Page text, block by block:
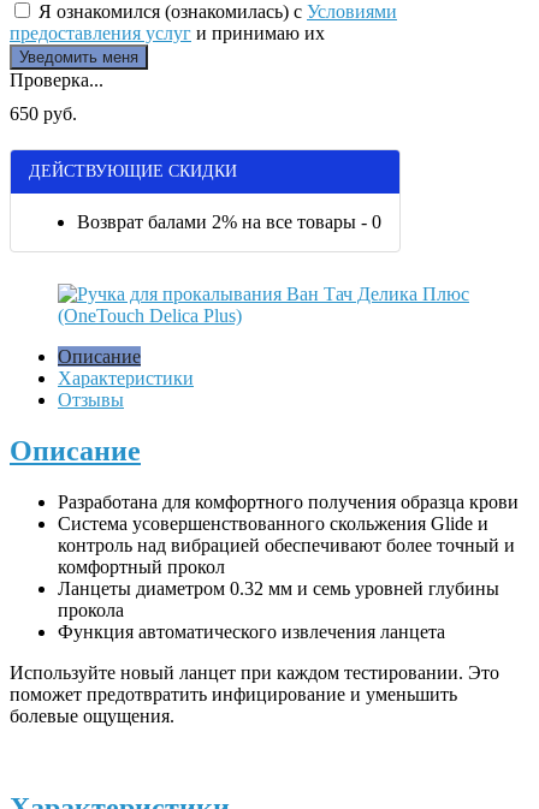
Я ознакомился (ознакомилась) с Условиями
предоставления услуг и принимаю их
Проверка...
650 руб.
ДЕЙСТВУЮЩИЕ СКИДКИ
Возврат балами 2% на все товары - 0
Описание
Характеристики
Отзывы
Описание
Разработана для комфортного получения образца крови
Система усовершенствованного скольжения Glide и
контроль над вибрацией обеспечивают более точный и
комфортный прокол
Ланцеты диаметром 0.32 мм и семь уровней глубины
прокола
Функция автоматического извлечения ланцета
Используйте новый ланцет при каждом тестировании. Это
поможет предотвратить инфицирование и уменьшить
болевые ощущения.